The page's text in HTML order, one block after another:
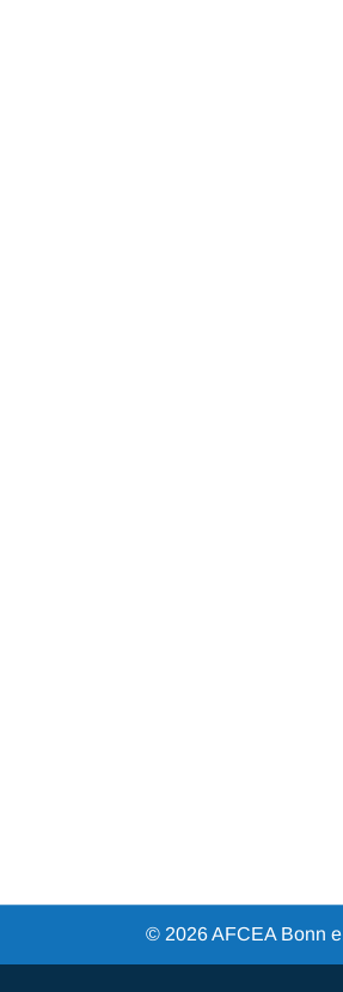
© 2026 AFCEA Bonn